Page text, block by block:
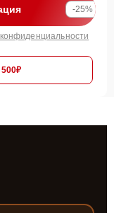
-25%
500₽